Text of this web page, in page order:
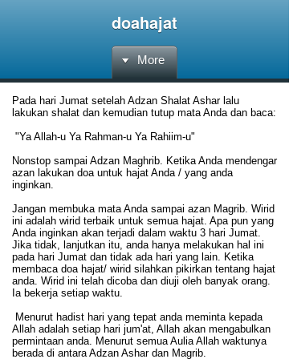
doahajat
More
Pada hari Jumat setelah Adzan Shalat Ashar lalu
lakukan shalat dan kemudian tutup mata Anda dan baca:
"Ya Allah-u Ya Rahman-u Ya Rahiim-u"
Nonstop sampai Adzan Maghrib. Ketika Anda mendengar
azan lakukan doa untuk hajat Anda / yang anda
inginkan.
Jangan membuka mata Anda sampai azan Magrib. Wirid
ini adalah wirid terbaik untuk semua hajat. Apa pun yang
Anda inginkan akan terjadi dalam waktu 3 hari Jumat.
Jika tidak, lanjutkan itu, anda hanya melakukan hal ini
pada hari Jumat dan tidak ada hari yang lain. Ketika
membaca doa hajat/ wirid silahkan pikirkan tentang hajat
anda. Wirid ini telah dicoba dan diuji oleh banyak orang.
Ia bekerja setiap waktu.
Menurut hadist hari yang tepat anda meminta kepada
Allah adalah setiap hari jum'at, Allah akan mengabulkan
permintaan anda. Menurut semua Aulia Allah waktunya
berada di antara Adzan Ashar dan Magrib.